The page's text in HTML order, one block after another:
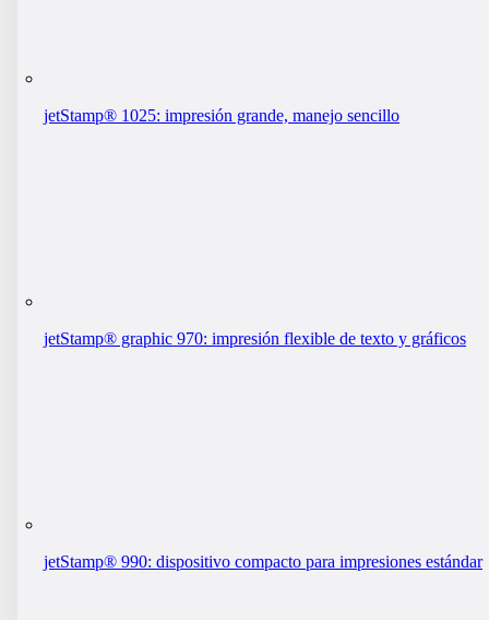
jetStamp® 1025: impresión grande, manejo sencillo
jetStamp® graphic 970: impresión flexible de texto y gráficos
jetStamp® 990: dispositivo compacto para impresiones estándar